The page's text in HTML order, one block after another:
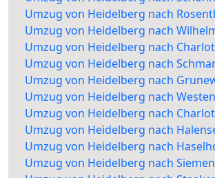
Umzug von Heidelberg nach
Umzug von Heidelberg nach
Umzug von Heidelberg nach
Umzug von Heidelberg nach
Umzug von Heidelberg nach
Umzug von Heidelberg nach
Umzug von Heidelberg nach
Umzug von Heidelberg nach
Umzug von Heidelberg nach
Umzug von Heidelberg nach